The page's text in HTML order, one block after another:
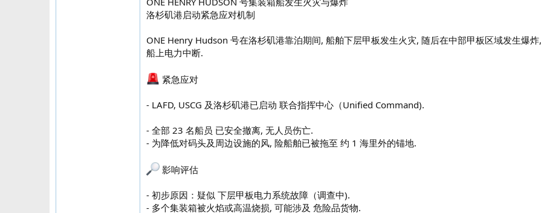
洛杉矶港启动紧急应对机制
ONE Henry Hudson 号在洛杉矶港靠泊期间, 船舶下层甲板发生火灾, 随后在中部甲板区域发生爆
船上电力中断.
紧急应对
- LAFD, USCG 及洛杉矶港已启动 联合指挥中心（Unified Command).
- 全部 23 名船员 已安全撤离, 无人员伤亡.
- 为降低对码头及周边设施的风, 险船舶已被拖至 约 1 海里外的锚地.
影响评估
- 初步原因：疑似 下层甲板电力系统故障（调查中).
- 多个集装箱被火焰或高温烧损, 可能涉及 危险品货物.